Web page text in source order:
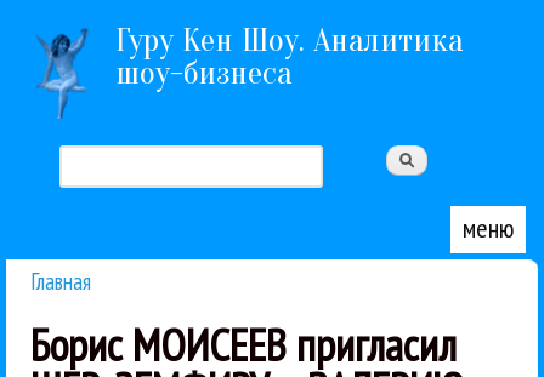
Перейти к основному содержанию
Гуру Кен Шоу. Аналитика
шоу-бизнеса
Форма поиска
меню
Главная
Борис МОИСЕЕВ пригласил